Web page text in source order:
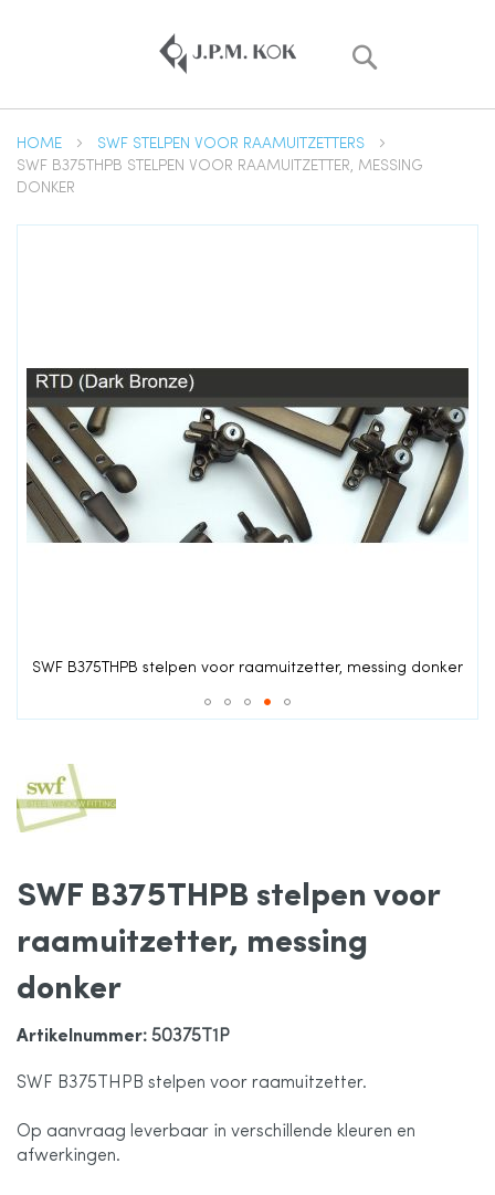
HOME
SWF STELPEN VOOR RAAMUITZETTERS
SWF B375THPB STELPEN VOOR RAAMUITZETTER, MESSING
DONKER
SWF B375THPB stelpen voor
raamuitzetter, messing
donker
Artikelnummer: 50375T1P
SWF B375THPB stelpen voor raamuitzetter.
Op aanvraag leverbaar in verschillende kleuren en
afwerkingen.
einde
van
de
SWF B375THPB stelpen voor raamuitzetter, messing donker
naar
begin
afbeeldingen-
gallerij